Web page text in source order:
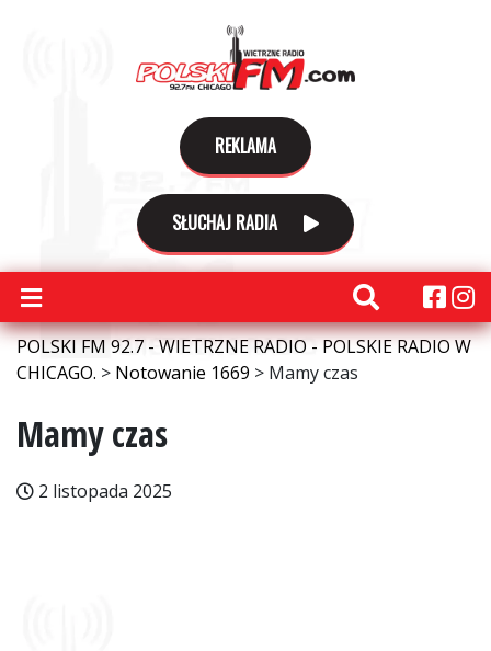
REKLAMA
SŁUCHAJ RADIA
POLSKI FM 92.7 - WIETRZNE RADIO - POLSKIE RADIO W
CHICAGO. > Notowanie 1669 > Mamy czas
Mamy czas
2 listopada 2025